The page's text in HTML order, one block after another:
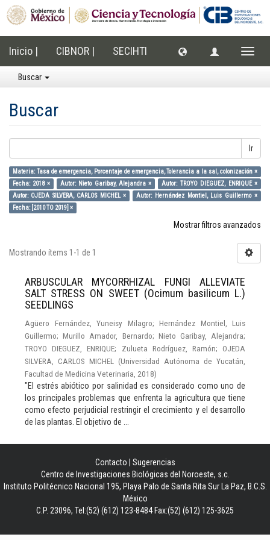
Inicio | CIBNOR | SECIHTI
Buscar
Buscar
Ir
Materia: Tasa de emergencia, Porcentaje de emergencia, Tolerancia a la sal, colonización ×
Fecha: 2018 ×
Autor: Nieto Garibay, Alejandra ×
Autor: TROYO DIEGUEZ, ENRIQUE ×
Autor: OJEDA SILVERA, CARLOS MICHEL ×
Autor: Hernández Montiel, Luis Guillermo ×
Fecha: [2010 TO 2019] ×
Mostrar filtros avanzados
Mostrando ítems 1-1 de 1
ARBUSCULAR MYCORRHIZAL FUNGI ALLEVIATE
SALT STRESS ON SWEET (Ocimum basilicum L.)
SEEDLINGS
Agüero Fernández, Yuneisy Milagro; Hernández Montiel, Luis
Guillermo;Murillo Amador, Bernardo; Nieto Garibay, Alejandra;
TROYO DIEGUEZ, ENRIQUE; Zulueta Rodríguez, Ramón;OJEDA
SILVERA, CARLOS MICHEL
(Universidad Autónoma de Yucatán,
Facultad de Medicina Veterinaria 2018)
"El estrés abiótico por salinidad es considerado como uno de
los principales problemas que enfrenta la agricultura que tiene
como efecto perjudicial restringir el crecimiento y el desarrollo
de las plantas. El objetivo de ...
Contacto
Sugerencias
Centro de Investigaciones Biológicas del Noroeste, s.c.
Instituto Politécnico Nacional 195, Playa Palo de Santa Rita Sur La Paz, B.C.S.
México
C.P. 23096, Tel:(52) (612) 123-8484 Fax:(52) (612) 125-3625